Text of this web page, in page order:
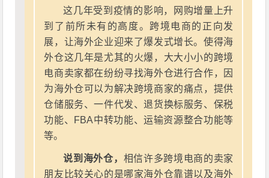
这几年受到疫情的影响，网购增量上升
到了前所未有的高度。跨境电商的正向发
展，让海外企业迎来了爆发式增长。使得海
外仓这几年是尤其的火爆，大大小小的跨境
电商卖家都在纷纷寻找海外仓进行合作，因
为海外仓可以为解决跨境商家的痛点，提供
仓储服务、一件代发、退货换标服务、保税
功能、FBA中转功能、运输资源整合功能等
等。
说到海外仓， 相信许多跨境电商的卖家
朋友比较关心的是哪家海外仓靠谱以及海外